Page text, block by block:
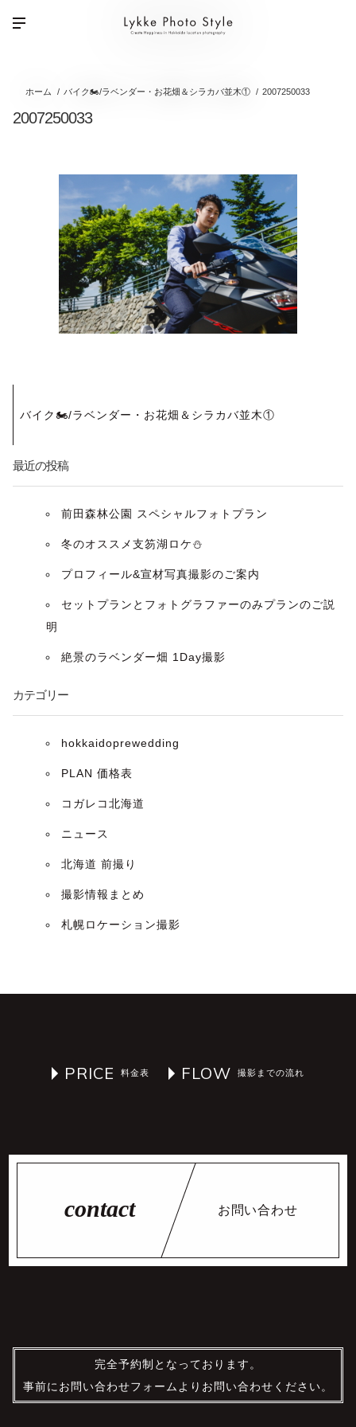
ホーム バイク🏍/ラベンダー・お花畑＆シラカバ並木① 2007250033
2007250033
稿
ナ
ン
バイク🏍/ラベンダー・お花畑＆シラカバ並木①
最近の投稿
前田森林公園 スペシャルフォトプラン
冬のオススメ支笏湖ロケ⛄️
プロフィール&宣材写真撮影のご案内
セットプランとフォトグラファーのみプランのご説
明
絶景のラベンダー畑 1Day撮影
カテゴリー
hokkaidoprewedding
PLAN 価格表
コガレコ北海道
ニュース
北海道 前撮り
撮影情報まとめ
札幌ロケーション撮影
PRICE FLOW
お問い合わせ
完全予約制となっております。
事前にお問い合わせフォームよりお問い合わせください。